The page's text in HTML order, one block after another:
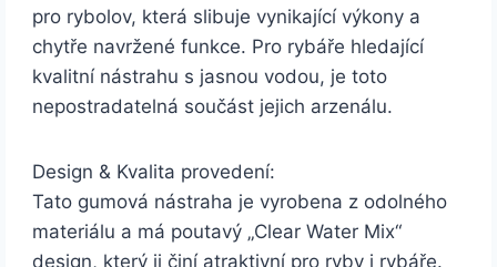
pro rybolov, která slibuje vynikající výkony a
chytře navržené funkce. Pro rybáře hledající
kvalitní nástrahu s jasnou vodou, je toto
nepostradatelná součást jejich arzenálu.
Design & Kvalita provedení:
Tato gumová nástraha je vyrobena z odolného
materiálu a má poutavý „Clear Water Mix“
design, který ji činí atraktivní pro ryby i rybáře.